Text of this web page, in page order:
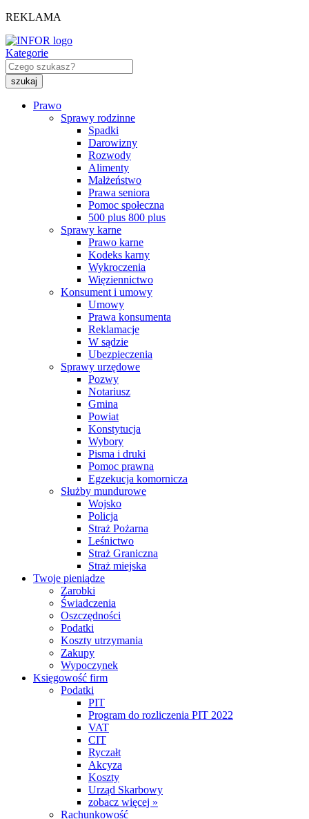
REKLAMA
Kategorie
Prawo
Sprawy rodzinne
Spadki
Darowizny
Rozwody
Alimenty
Małżeństwo
Prawa seniora
Pomoc społeczna
500 plus 800 plus
Sprawy karne
Prawo karne
Kodeks karny
Wykroczenia
Więziennictwo
Konsument i umowy
Umowy
Prawa konsumenta
Reklamacje
W sądzie
Ubezpieczenia
Sprawy urzędowe
Pozwy
Notariusz
Gmina
Powiat
Konstytucja
Wybory
Pisma i druki
Pomoc prawna
Egzekucja komornicza
Służby mundurowe
Wojsko
Policja
Straż Pożarna
Leśnictwo
Straż Graniczna
Straż miejska
Twoje pieniądze
Zarobki
Świadczenia
Oszczędności
Podatki
Koszty utrzymania
Zakupy
Wypoczynek
Księgowość firm
Podatki
PIT
Program do rozliczenia PIT 2022
VAT
CIT
Ryczałt
Akcyza
Koszty
Urząd Skarbowy
zobacz więcej »
Rachunkowość